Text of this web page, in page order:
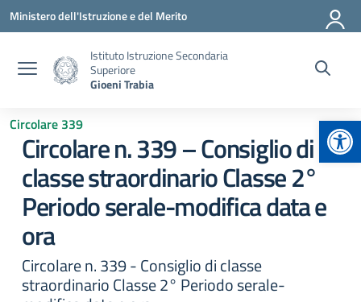
Vai ai contenuti
Vai al menu di navigazione
Vai al footer
Ministero dell'Istruzione e del Merito
Istituto Istruzione Secondaria
Superiore
Gioeni Trabia
Circolare 339
Circolare n. 339 – Consiglio di
classe straordinario Classe 2°
Periodo serale-modifica data e
ora
Circolare n. 339 - Consiglio di classe
straordinario Classe 2° Periodo serale-